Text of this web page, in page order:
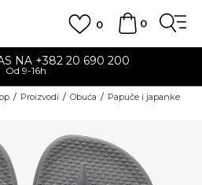
0
0
NA +382 20 690 200
Od 9-16h
Proizvodi Obuća
Papuče i japanke